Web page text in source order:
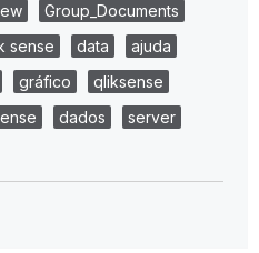
Group_Documents
sense data
ajuda
gráfico
qliksense
dados
server